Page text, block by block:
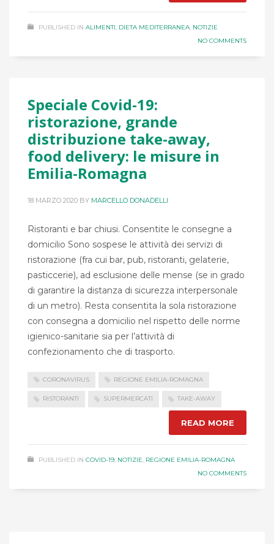
PUBLISHED IN ALIMENTI, DIETA MEDITERRANEA, NOTIZIE
NO COMMENTS
Speciale Covid-19:
ristorazione, grande
distribuzione take-away,
food delivery: le misure in
Emilia-Romagna
18 MARZO 2020 BY MARCELLO DONADELLI
Ristoranti e bar chiusi. Consentite le consegne a
domicilio Sono sospese le attività dei servizi di
ristorazione (fra cui bar, pub, ristoranti, gelaterie,
pasticcerie), ad esclusione delle mense (se in grado
di garantire la distanza di sicurezza interpersonale
di un metro). Resta consentita la sola ristorazione
con consegna a domicilio nel rispetto delle norme
igienico-sanitarie sia per l’attività di
confezionamento che di trasporto.
CORONAVIRUS REGIONE EMILIA-ROMAGNA
RISTORANTI SUPERMERCATI TAKE-AWAY
READ MORE
PUBLISHED IN COVID-19 NOTIZIE REGIONE EMILIA-ROMAGNA
NO COMMENTS